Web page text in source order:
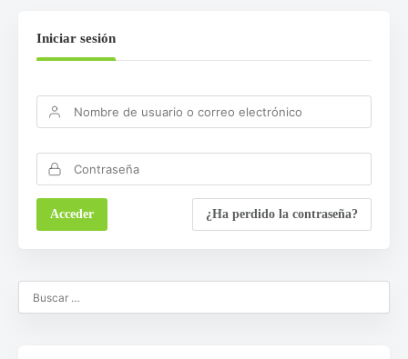
Iniciar sesión
¿Ha perdido la contraseña?